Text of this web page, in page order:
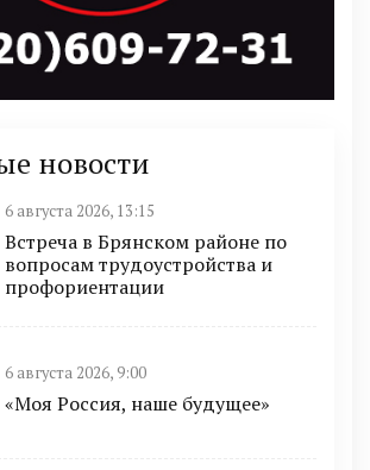
новости
6 августа 2026, 13:15
Встреча в Брянском районе по
вопросам трудоустройства и
профориентации
6 августа 2026, 9:00
«Моя Россия, наше будущее»